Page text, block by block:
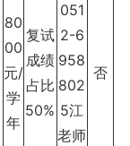
80
00
元/
学
年
复试
成绩
占比
50%
051
2-6
958
802
5江
老师
否